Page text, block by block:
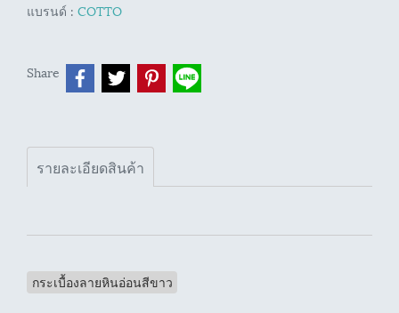
แบรนด์ : COTTO
Share
รายละเอียดสินค้า
กระเบื้องลายหินอ่อนสีขาว